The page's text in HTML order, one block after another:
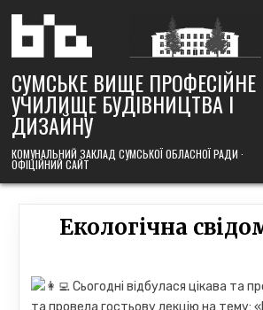
content
СУМСЬКЕ ВИЩЕ ПРОФЕСІЙНЕ
УЧИЛИЩЕ БУДІВНИЦТВА І
ДИЗАЙНУ
КОМУНАЛЬНИЙ ЗАКЛАД СУМСЬКОЇ ОБЛАСНОЇ РАДИ ·
ОФІЦІЙНИЙ САЙТ
Екологічна
Сьогодні відбулася цікава та